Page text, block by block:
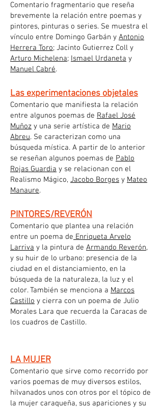
Comentario fragmentario que reseña
brevemente la relación entre poemas y
pintores, pinturas o series. Se muestra el
vínculo entre Domingo Garbán y Antonio
Herrera Toro; Jacinto Gutierrez Coll y
Arturo Michelena; Ismael Urdaneta y
Manuel Cabré.
Las experimentaciones objetales
Comentario que manifiesta la relación
entre algunos poemas de Rafael José
Muñoz y una serie artística de Mario
Abreu. Se caracterizan como una
búsqueda mística. A partir de lo anterior
se reseñan algunos poemas de Pablo
Rojas Guardia y se relacionan con el
Realismo Mágico, Jacobo Borges y Mateo
Manaure.
PINTORES/REVERÓN
Comentario que plantea una relación
entre un poema de Enriqueta Arvelo
Larriva y la pintura de Armando Reverón,
y su huir de lo urbano: presencia de la
ciudad en el distanciamiento, en la
búsqueda de la naturaleza, la luz y el
color. También se menciona a Marcos
Castillo y cierra con un poema de Julio
Morales Lara que recuerda la Caracas de
los cuadros de Castillo.
LA MUJER
Comentario que sirve como recorrido por
varios poemas de muy diversos estilos,
hilvanados unos con otros por el tópico de
la mujer caraqueña, sus apariciones y su